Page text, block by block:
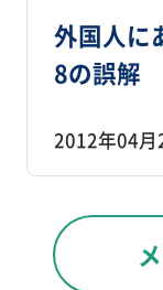
外国人に
8の誤解
2012年04月